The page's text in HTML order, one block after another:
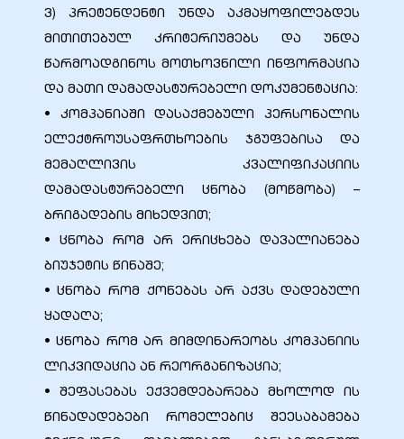
ვ) პრეტენდენტი უნდა აკმაყოფილებდეს
მითითებულ კრიტერიუმებს და უნდა
წარმოადგინოს მოთხოვნილი ინფორმაცია
და მათი დამადასტურებელი დოკუმენტაცია:
• კომპანიაში დასაქმებული პერსონალის
ელექტროუსაფრთხოების ჯგუფებისა და
მემაღლივის კვალიფიკაციის
დამადასტურებელი ცნობა (მოწმობა) –
ბრიგადების მიხედვით;
• ცნობა რომ არ ერიცხება დავალიანება
ბიუჯეტის წინაშე;
• ცნობა რომ ქონებას არ აქვს დადებული
ყადაღა;
• ცნობა რომ არ მიმდინარეობს კომპანიის
ლიკვიდაცია ან რეორგანიზაცია;
• შეფასებას ექვემდებარება მხოლოდ ის
წინადადებები რომელებიც შეესაბამება